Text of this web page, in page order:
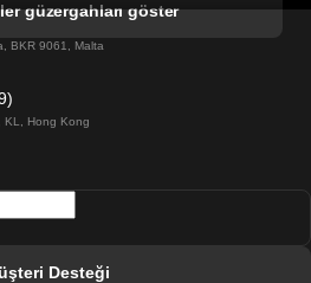
Sevilla Treni
Dublin Treni
güzergahları göster
BKR 9061, Malta
KL, Hong Kong
Desteği